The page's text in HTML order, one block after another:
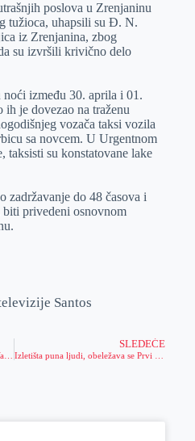
poslova u Zrenjaninu
tužioca, uhapsili su Đ. N.
iz Zrenjanina, zbog
su izvršili krivično delo
noći između 30. aprila i 01.
ih je dovezao na traženu
vozača taksi vozila
sa novcem. U Urgentnom
taksisti su konstatovane lake
zadržavanje do 48 časova i
privedeni osnovnom
Santos
Vremenska prognoza za Prvi maj i Vaskrs
SLEDEĆE